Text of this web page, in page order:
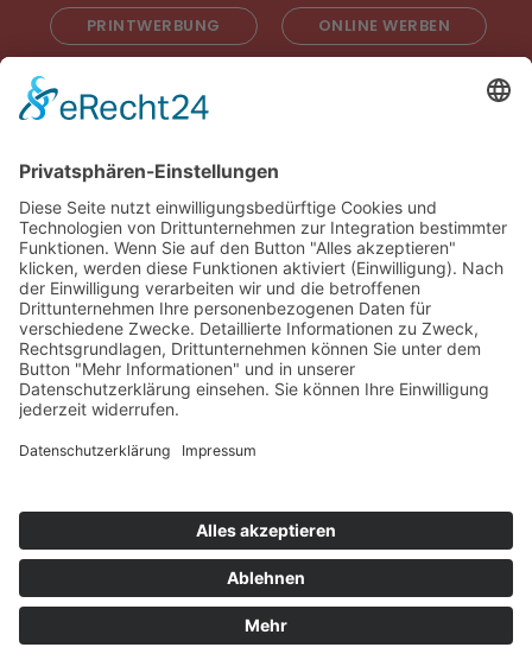
PRINTWERBUNG ONLINE WERBEN
Impressum
AGB
Cookie-Einstellungen
Werbe-Einwilligungen